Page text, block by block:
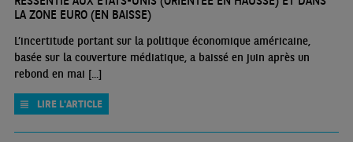
LA ZONE EURO (EN BAISSE)
L’incertitude portant sur la politique économique américaine,
basée sur la couverture médiatique, a baissé en juin après un
rebond en mai [...]
LIRE L'ARTICLE